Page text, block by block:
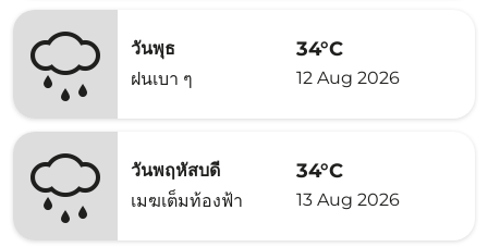
วันพุธ
ฝนเบา ๆ
34°C
12 Aug 2026
วันพฤหัสบดี
เมฆเต็มท้องฟ้า
34°C
13 Aug 2026